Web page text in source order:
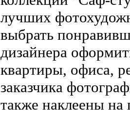
лучших
выбрать
дизайнера
квартиры, офиса,
заказчика
также наклеены на